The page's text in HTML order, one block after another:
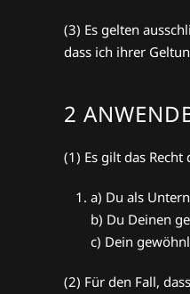
(3) Es gelten
dass ich ihrer
2
(1) Es gilt das
a) Du als
b) Du Deinen
c) Dein
(2) Für den Fall,